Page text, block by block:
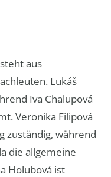
aus
Lukáš
Iva Chalupová
Veronika Filipová
zuständig, während
die allgemeine
Holubová ist